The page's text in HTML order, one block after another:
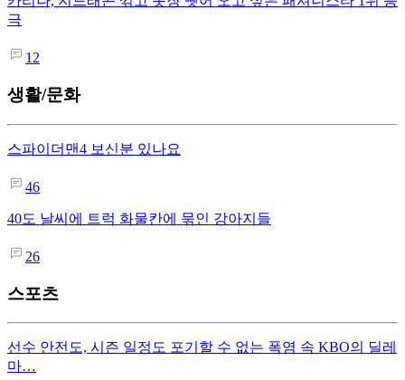
극
12
생활/문화
스파이더맨4 보신분 있나요
46
40도 날씨에 트럭 화물칸에 묶인 강아지들
26
스포츠
선수 안전도, 시즌 일정도 포기할 수 없는 폭염 속 KBO의 딜레
마…